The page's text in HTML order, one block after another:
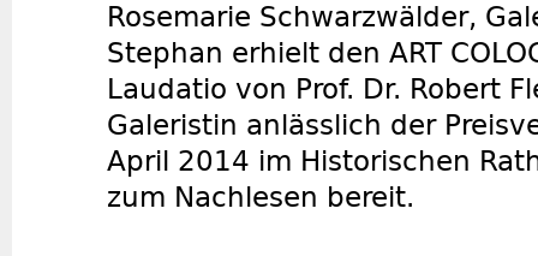
Rosemarie Schwarzwälder,
Stephan erhielt den ART
Laudatio von Prof. Dr. Robert
Galeristin anlässlich der
April 2014 im Historischen
zum Nachlesen bereit.